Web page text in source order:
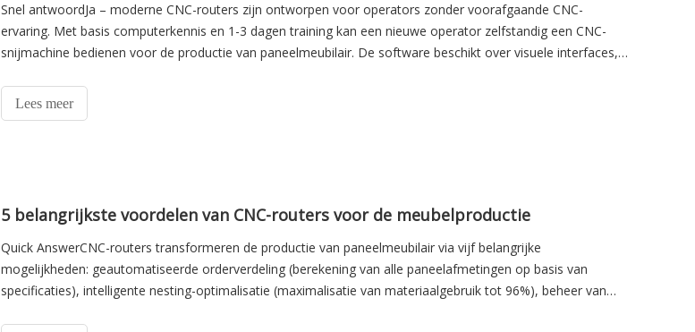
Snel antwoordJa – moderne CNC-routers zijn ontworpen voor operators zonder voorafgaande CNC-
ervaring. Met basis computerkennis en 1-3 dagen training kan een nieuwe operator zelfstandig een CNC-
snijmachine bedienen voor de productie van paneelmeubilair. De software beschikt over visuele interfaces,
Lees meer
5 belangrijkste voordelen van CNC-routers voor de meubelproductie
Quick AnswerCNC-routers transformeren de productie van paneelmeubilair via vijf belangrijke
mogelijkheden: geautomatiseerde orderverdeling (berekening van alle paneelafmetingen op basis van
specificaties), intelligente nesting-optimalisatie (maximalisatie van materiaalgebruik tot 96%), beheer van